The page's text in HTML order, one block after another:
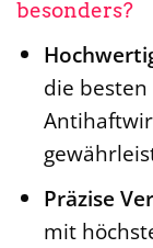
besonders?
die
Präzise
mit